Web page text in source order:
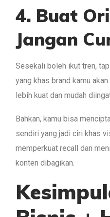
4. Buat
Jangan
Sesekali boleh ikut tren,
yang khas brand kamu
lebih kuat dan mudah
Bahkan, kamu bisa
sendiri yang jadi ciri khas
memperkuat recall dan
konten dibagikan.